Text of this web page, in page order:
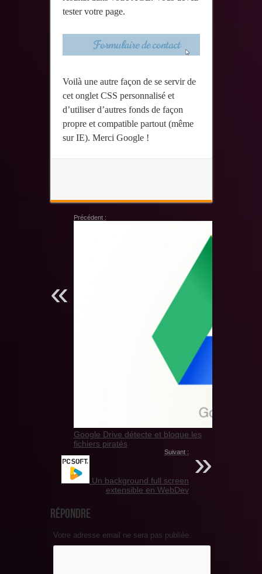
tester votre page.
Voilà une autre façon de se servir de
cet onglet CSS personnalisé et
d’utiliser d’autres fonds de façon
propre et compatible partout (même
sur IE). Merci Google !
Précédent :
Google Drive détecte et bloque les
fichiers piratés
Suivant :
Un background full screen
extensible en WebDev
Répondre
Votre adresse email ne sera pas publiée.